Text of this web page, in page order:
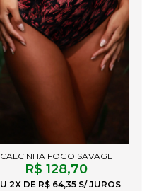
CALCINHA FOGO SAVAGE
R$ 128,70
2X R$ 64,35